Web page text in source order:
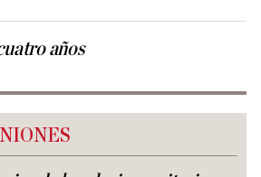
años